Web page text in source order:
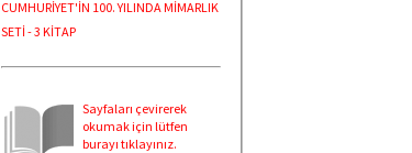
CUMHURİYET'İN 100. YILINDA MİMARLIK
SETİ - 3 KİTAP
Sayfaları çevirerek
okumak için lütfen
burayı tıklayınız.